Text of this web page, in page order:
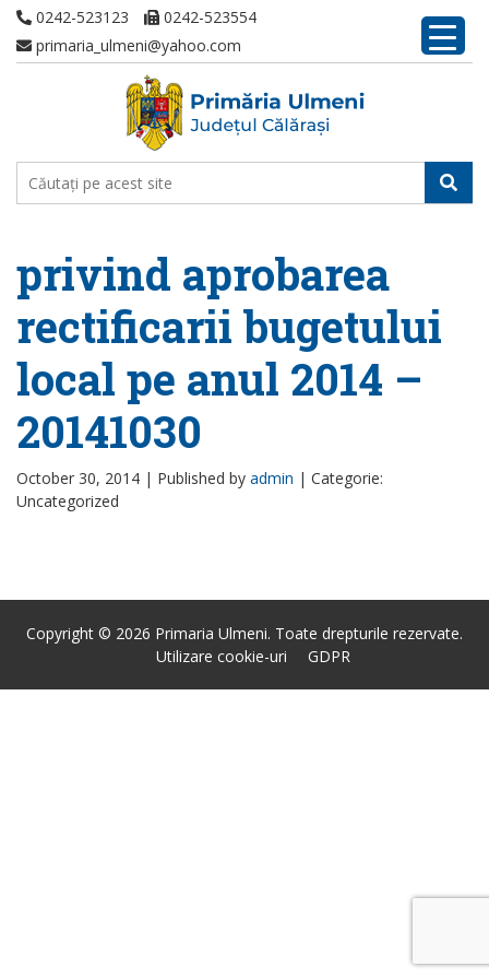
0242-523123
0242-523554
primaria_ulmeni@yahoo.com
privind aprobarea
rectificarii bugetului
local pe anul 2014 –
20141030
October 30, 2014 | Published by admin | Categorie:
Uncategorized
Copyright © 2026 Primaria Ulmeni. Toate drepturile rezervate.
Utilizare cookie-uri
GDPR